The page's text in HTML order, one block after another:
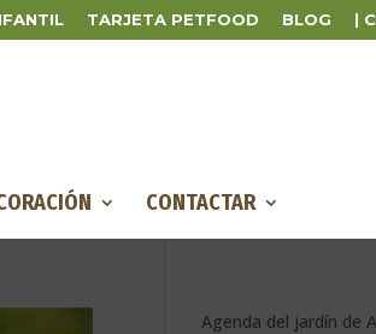
TARJETA PETFOOD BLOG |
CONTACTAR
Agenda del jardín de